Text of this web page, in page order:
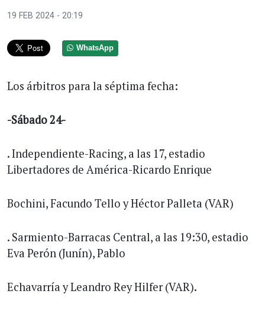
19 FEB 2024 - 20:19
WhatsApp
Los árbitros para la séptima fecha:
-Sábado 24-
. Independiente-Racing, a las 17, estadio
Libertadores de América-Ricardo Enrique
Bochini, Facundo Tello y Héctor Palleta (VAR)
. Sarmiento-Barracas Central, a las 19:30, estadio
Eva Perón (Junín), Pablo
Echavarría y Leandro Rey Hilfer (VAR).